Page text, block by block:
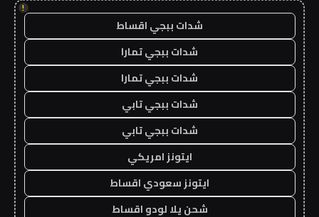
!
شدات ببجي اقساط
شدات ببجي تمارا
شدات ببجي تمارا
شدات ببجي تابي
شدات ببجي تابي
ايتونز امريكي
ايتونز سعودي اقساط
شحن يلا لودو اقساط